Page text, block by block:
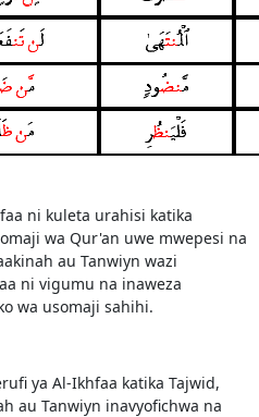
ni kuleta urahisi katika
wa Qur'an uwe mwepesi na
au Tanwiyn wazi
ni vigumu na inaweza
wa usomaji sahihi.
ya Al-Ikhfaa katika Tajwid,
au Tanwiyn inavyofichwa na